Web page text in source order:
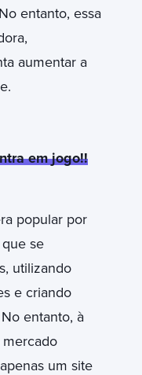
entanto, essa
aumentar a
em jogo!!
popular por
se
utilizando
e criando
entanto, à
um site